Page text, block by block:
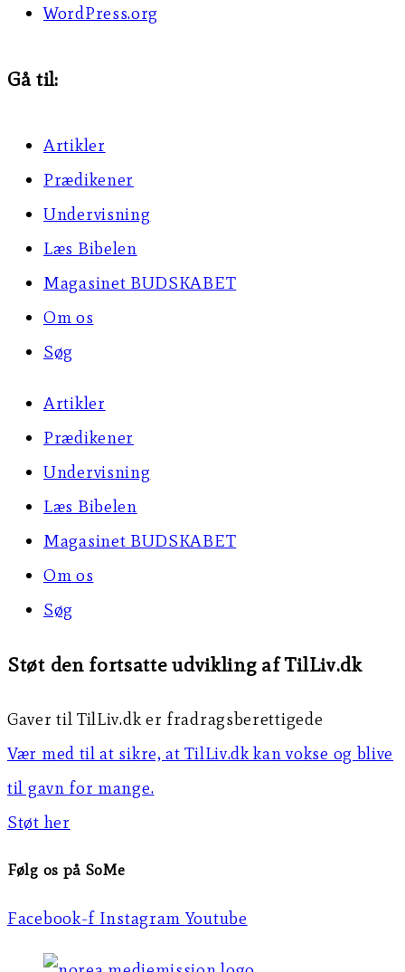
WordPress.org
Gå til:
Artikler
Prædikener
Undervisning
Læs Bibelen
Magasinet BUDSKABET
Om os
Søg
Artikler
Prædikener
Undervisning
Læs Bibelen
Magasinet BUDSKABET
Om os
Søg
Støt den fortsatte udvikling af TilLiv.dk
Gaver til TilLiv.dk er fradragsberettigede
Vær med til at sikre, at TilLiv.dk kan vokse og blive
til gavn for mange.
Støt her
Følg os på SoMe
Facebook-f Instagram Youtube